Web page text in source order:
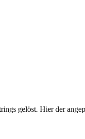
gelöst. Hier der